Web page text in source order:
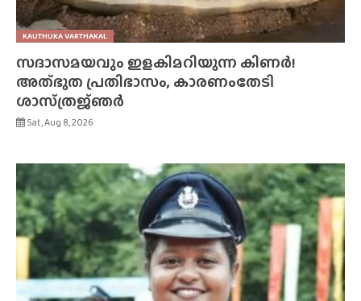
KAUTHUKA VARTHAKAL
സദാസമയവും ഇളകിമറിയുന്ന കിണർ!
അത്‌ഭുത പ്രതിഭാസം, കാരണംതേടി
ശാസ്‌ത്രജ്‌ഞർ
Sat, Aug 8, 2026